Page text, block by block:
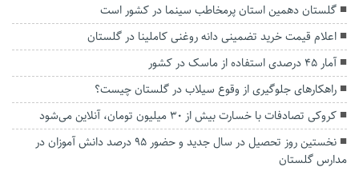
گلستان دهمین استان پرمخاطب سینما در کشور است
اعلام قیمت خرید تضمینی دانه روغنی کاملینا در گلستان
آمار ۴۵ درصدی استفاده از ماسک در کشور
راهکارهای جلوگیری از وقوع سیلاب در گلستان چیست؟
کروکی تصادفات با خسارت بیش از ۳۰ میلیون تومان، آنلاین می‌شود
نخستین روز تحصیل در سال جدید و حضور ۹۵ درصد دانش آموزان در
مدارس گلستان